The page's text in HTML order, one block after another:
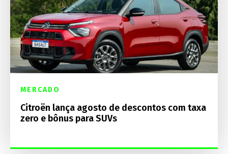
MERCADO
Citroën lança agosto de descontos com taxa
zero e bônus para SUVs